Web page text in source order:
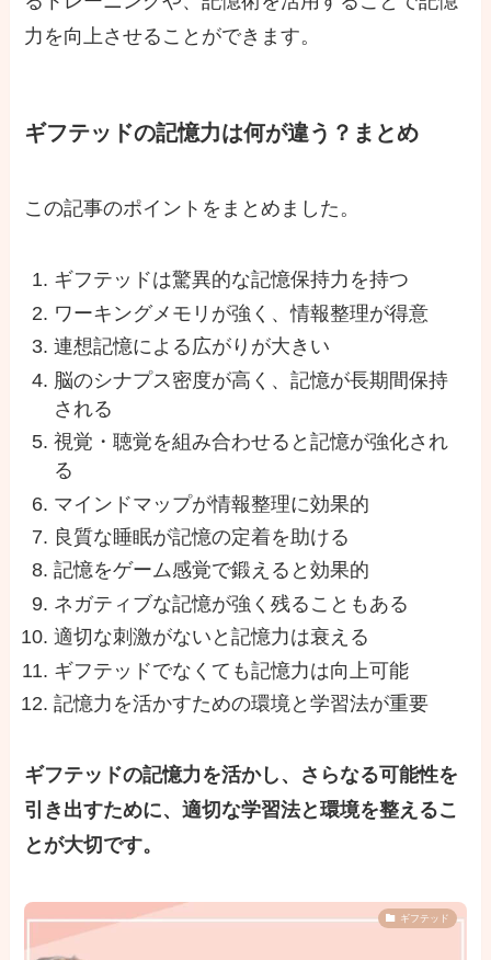
力を向上させることができます。
ギフテッドの記憶力は何が違う？まとめ
この記事のポイントをまとめました。
ギフテッドは驚異的な記憶保持力を持つ
ワーキングメモリが強く、情報整理が得意
連想記憶による広がりが大きい
脳のシナプス密度が高く、記憶が長期間保持
される
視覚・聴覚を組み合わせると記憶が強化され
る
マインドマップが情報整理に効果的
良質な睡眠が記憶の定着を助ける
記憶をゲーム感覚で鍛えると効果的
ネガティブな記憶が強く残ることもある
適切な刺激がないと記憶力は衰える
ギフテッドでなくても記憶力は向上可能
記憶力を活かすための環境と学習法が重要
ギフテッドの記憶力を活かし、さらなる可能性を
引き出すために、適切な学習法と環境を整えるこ
とが大切です。
ギフテッド